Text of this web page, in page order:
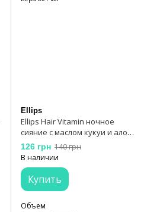
Ellips
Ellips Hair Vitamin ночное
сияние с маслом кукуи и алоэ
вера 8х1 мл
126 грн 140 грн
В наличии
Купить
Объем